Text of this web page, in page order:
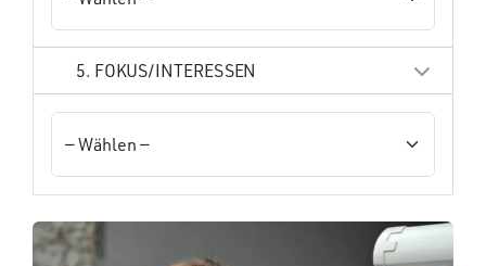
5. FOKUS/INTERESSEN